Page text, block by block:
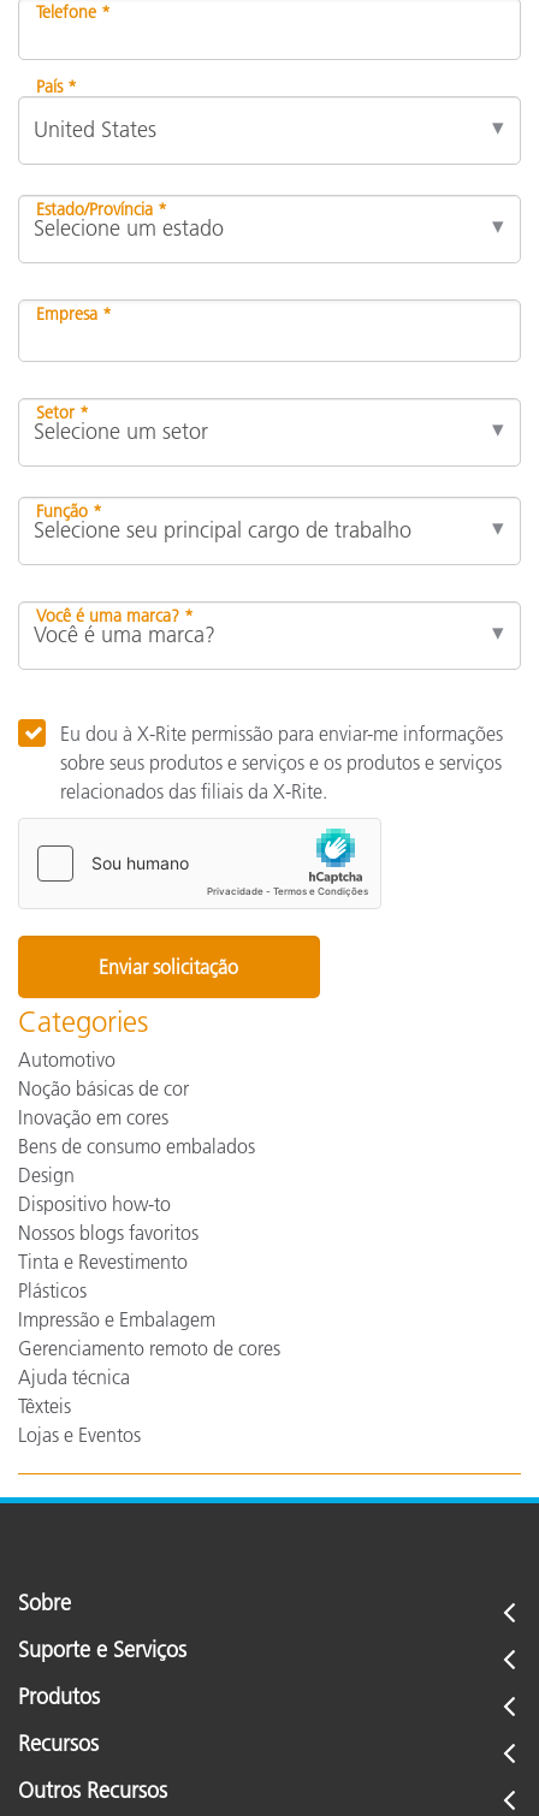
Telefone *
País *
Estado/Província *
Empresa *
Setor *
Função *
Você é uma marca? *
Eu dou à X-Rite permissão para enviar-me informações
sobre seus produtos e serviços e os produtos e serviços
relacionados das filiais da X-Rite.
Categories
Automotivo
Noção básicas de cor
Inovação em cores
Bens de consumo embalados
Design
Dispositivo how-to
Nossos blogs favoritos
Tinta e Revestimento
Plásticos
Impressão e Embalagem
Gerenciamento remoto de cores
Ajuda técnica
Têxteis
Lojas e Eventos
Sobre
Suporte e Serviços
Produtos
Recursos
Outros Recursos